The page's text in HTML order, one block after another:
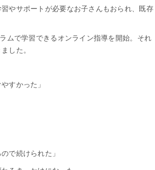
やサポートが必要なお子さんもおられ、既存
ムで学習できるオンライン指導を開始。それ
した。
すかった」
で続けられた」